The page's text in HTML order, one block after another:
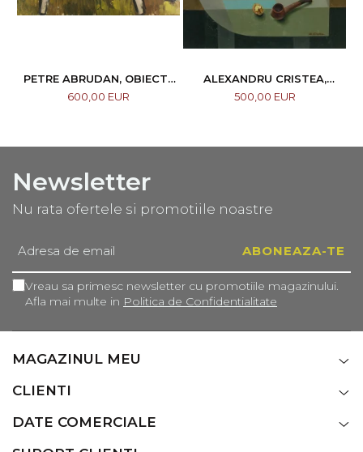
PETRE ABRUDAN, OBIECTE
CASNICE, 1967
600,00 EUR
ALEXANDRU CRISTEA,
COMPOZIȚIE
500,00 EUR
Newsletter
Nu rata ofertele si promotiile noastre
Vreau sa primesc newsletter cu promotiile magazinului.
Afla mai multe in Politica de Confidentialitate
MAGAZINUL MEU
CLIENTI
DATE COMERCIALE